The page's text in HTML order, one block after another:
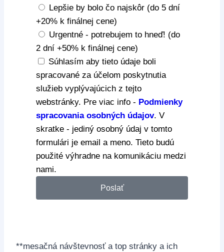
Lepšie by bolo čo najskôr (do 5 dní
+20% k finálnej cene)
Urgentné - potrebujem to hneď! (do
2 dní +50% k finálnej cene)
Súhlasím aby tieto údaje boli
spracované za účelom poskytnutia
služieb vyplývajúcich z tejto
webstránky. Pre viac info - Podmienky
spracovania osobných údajov. V
skratke - jediný osobný údaj v tomto
formulári je email a meno. Tieto budú
použité výhradne na komunikáciu medzi
nami.
Poslať
**mesačná návštevnosť a top stránky a ich